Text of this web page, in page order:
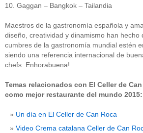
10. Gaggan – Bangkok – Tailandia
Maestros de la gastronomía española y
diseño, creatividad y dinamismo han hecho
cumbres de la gastronomía mundial estén
siendo una referencia internacional de
chefs. Enhorabuena!
Temas relacionados con El Celler de
como mejor restaurante del mundo 2015:
Un día en El Celler de Can Roca
Video Crema catalana Celler de Can